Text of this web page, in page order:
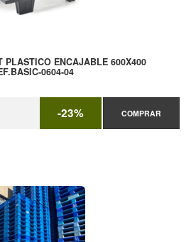
PLASTICO ENCAJABLE 600X400
0604-04
-23% COMPRAR